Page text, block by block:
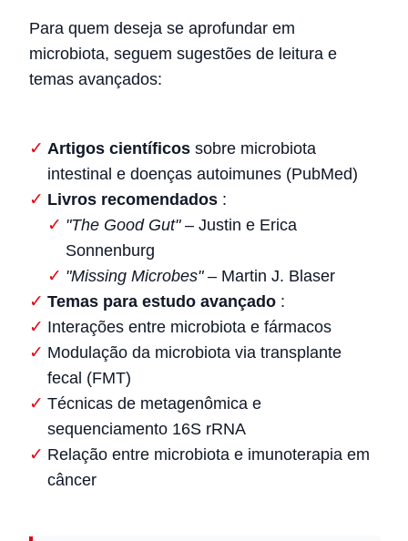
Para quem deseja se aprofundar em
microbiota, seguem sugestões de leitura e
temas avançados:
Artigos científicos sobre microbiota
intestinal e doenças autoimunes (PubMed)
Livros recomendados :
"The Good Gut" – Justin e Erica
Sonnenburg
"Missing Microbes" – Martin J. Blaser
Temas para estudo avançado :
Interações entre microbiota e fármacos
Modulação da microbiota via transplante
fecal (FMT)
Técnicas de metagenômica e
sequenciamento 16S rRNA
Relação entre microbiota e imunoterapia em
câncer